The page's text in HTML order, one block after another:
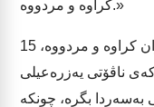
کراوە و مردووە.»
15
ناڤۆتی یەزرەعیلی
بەسەردا بگرە، چونکە